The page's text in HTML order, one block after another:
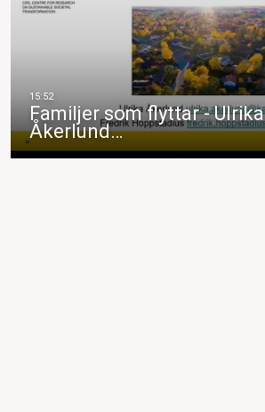
Familjer som flyttar - Ulrika
Åkerlund…